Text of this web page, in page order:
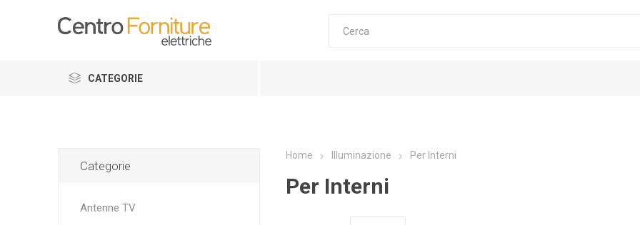
CATEGORIE
Home Illuminazione Per Interni
Per Interni
Categorie
Antenne TV